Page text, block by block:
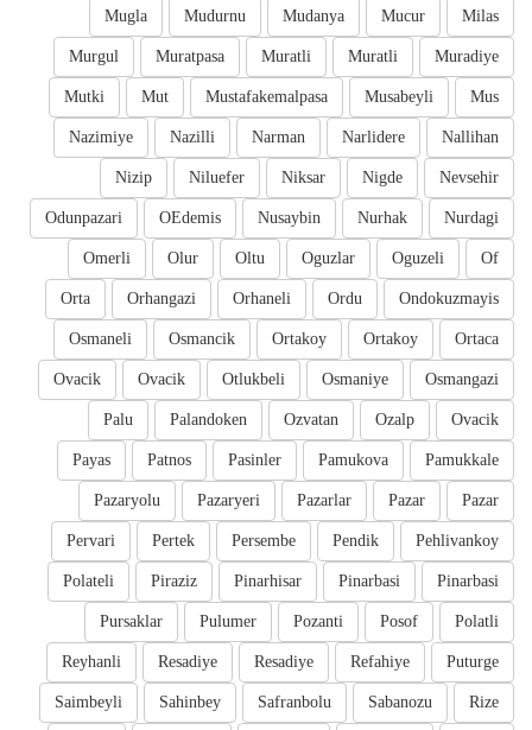
Milas
Mucur
Mudanya
Mudurnu
Mugla
Muradiye
Muratli
Muratli
Muratpasa
Murgul
Mus
Musabeyli
Mustafakemalpasa
Mut
Mutki
Nallihan
Narlidere
Narman
Nazilli
Nazimiye
Nevsehir
Nigde
Niksar
Niluefer
Nizip
Nurdagi
Nurhak
Nusaybin
OEdemis
Odunpazari
Of
Oguzeli
Oguzlar
Oltu
Olur
Omerli
Ondokuzmayis
Ordu
Orhaneli
Orhangazi
Orta
Ortaca
Ortakoy
Ortakoy
Osmancik
Osmaneli
Osmangazi
Osmaniye
Otlukbeli
Ovacik
Ovacik
Ovacik
Ozalp
Ozvatan
Palandoken
Palu
Pamukkale
Pamukova
Pasinler
Patnos
Payas
Pazar
Pazar
Pazarlar
Pazaryeri
Pazaryolu
Pehlivankoy
Pendik
Persembe
Pertek
Pervari
Pinarbasi
Pinarbasi
Pinarhisar
Piraziz
Polateli
Polatli
Posof
Pozanti
Pulumer
Pursaklar
Puturge
Refahiye
Resadiye
Resadiye
Reyhanli
Rize
Sabanozu
Safranbolu
Sahinbey
Saimbeyli